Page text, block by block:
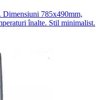
785x490mm,
înalte. Stil minimalist.